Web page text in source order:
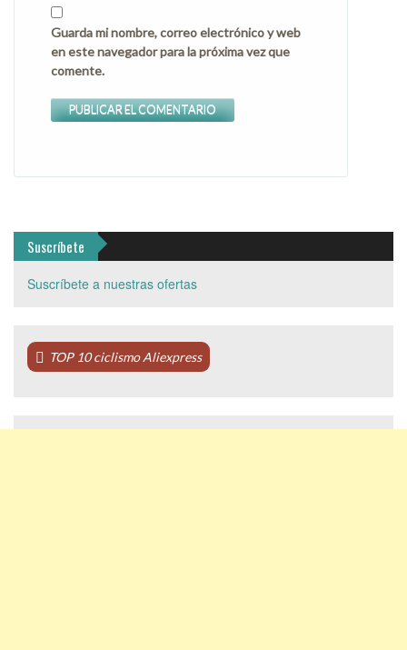
Guarda mi nombre, correo electrónico y web
en este navegador para la próxima vez que
comente.
Suscríbete
Suscríbete a nuestras ofertas
TOP 10 ciclismo Aliexpress